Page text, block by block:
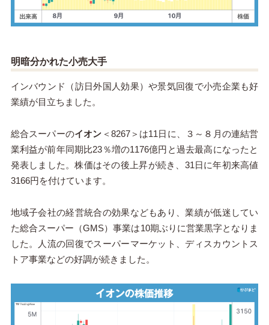
明暗分かれた小売大手
インバウンド（訪日外国人効果）や景気回復で小売企業も好
業績が目立ちました。
総合スーパーのイオン ＜8267＞は11日に、３～８月の連結営
業利益が前年同期比23％増の1176億円と過去最高になったと
発表しました。株価はその後上昇が続き、31日に年初来高値
3166円を付けています。
地域子会社の経営統合の効果などもあり、業績が低迷してい
た総合スーパー（GMS）事業は10期ぶりに営業黒字となりま
した。人流の回復でスーパーマーケット、ディスカウントス
トア事業などの好調が続きました。